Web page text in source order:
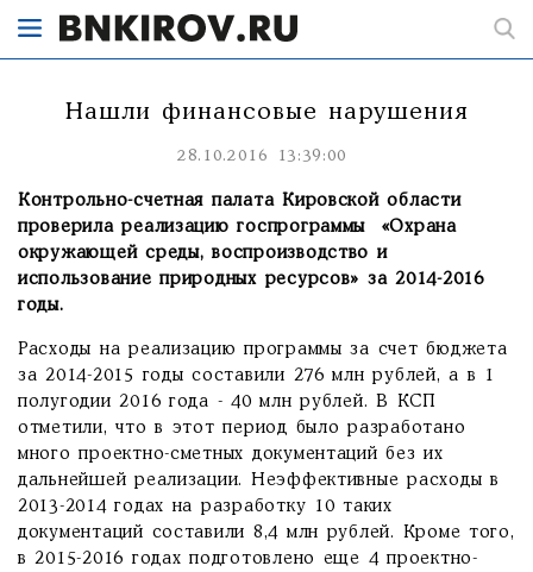
Нашли финансовые нарушения
28.10.2016 13:39:00
Контрольно-счетная палата Кировской области
проверила реализацию госпрограммы «Охрана
окружающей среды, воспроизводство и
использование природных ресурсов» за 2014-2016
годы.
Расходы на реализацию программы за счет бюджета
за 2014-2015 годы составили 276 млн рублей, а в 1
полугодии 2016 года - 40 млн рублей. В КСП
отметили, что в этот период было разработано
много проектно-сметных документаций без их
дальнейшей реализации. Неэффективные расходы в
2013-2014 годах на разработку 10 таких
документаций составили 8,4 млн рублей. Кроме того,
в 2015-2016 годах подготовлено еще 4 проектно-